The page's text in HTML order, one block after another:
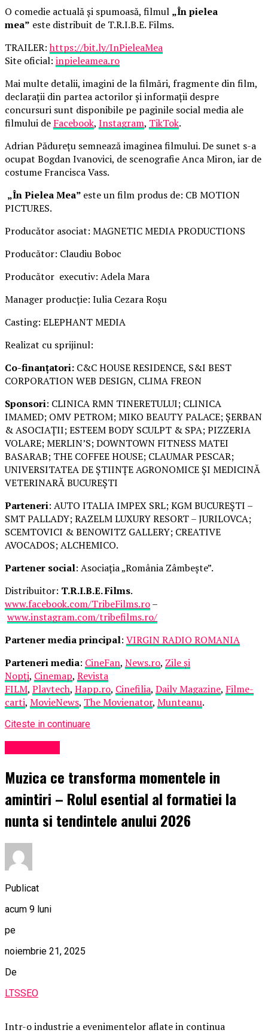
O comedie actuală și spumoasă, filmul „În pielea
mea” este distribuit de T.R.I.B.E. Films.
TRAILER:https://bit.ly/InPieleaMea
Site oficial: inpieleamea.ro
Mai multe detalii, imagini de la filmări, fragmente din film,
declarații din partea actorilor și informații despre
concursuri sunt disponibile pe paginile social media ale
filmului de Facebook, Instagram, TikTok.
Adrian Pădurețu semnează imaginea filmului. De sunet s-a
ocupat Bogdan Ivanovici, de scenografie Anca Miron, iar de
costume Francisca Vass.
„În Pielea Mea” este un film produs de: CB MOTION
PICTURES.
Producător asociat: MAGNETIC MEDIA PRODUCTIONS
Producător: Claudiu Boboc
Producător executiv: Adela Mara
Manager producție: Iulia Cezara Roșu
Casting: ELEPHANT MEDIA
Realizat cu sprijinul:
Co-finanțatori: C&C HOUSE RESIDENCE, S&I BEST
CORPORATION WEB DESIGN, CLIMA FREON
Sponsori: CLINICA RMN TINERETULUI; CLINICA
IMAMED; OMV PETROM; MIKO BEAUTY PALACE; ȘERBAN
& ASOCIAȚII; ESTEEM BODY SCULPT & SPA; PIZZERIA
VOLARE; MERLIN’S; DOWNTOWN FITNESS MATEI
BASARAB; THE COFFEE HOUSE; CLAUMAR PESCAR;
UNIVERSITATEA DE ȘTIINȚE AGRONOMICE ȘI MEDICINĂ
VETERINARĂ BUCUREȘTI
Parteneri: AUTO ITALIA IMPEX SRL; KGM BUCUREȘTI –
SMT PALLADY; RAZELM LUXURY RESORT – JURILOVCA;
SCEMTOVICI & BENOWITZ GALLERY; CREATIVE
AVOCADOS; ALCHEMICO.
Partener social: Asociația „România Zâmbește”.
Distribuitor: T.R.I.B.E. Films.
www.facebook.com/TribeFilms.ro–
www.instagram.com/tribefilms.ro/
Partener media principal: VIRGIN RADIO ROMANIA
Parteneri media: CineFan, News.ro, Zile și
Nopți, Cinemap, Revista
FILM, Playtech, Happ.ro, Cinefilia, Daily Magazine, Filme-
carti, MovieNews, The Movienator, Munteanu.
Citeste in continuare
Muzica ce transforma momentele in
amintiri – Rolul esential al formatiei la
nunta si tendintele anului 2026
Publicat
acum 9 luni
pe
noiembrie 21, 2025
De
LTSSEO
Intr-o industrie a evenimentelor aflate in continua